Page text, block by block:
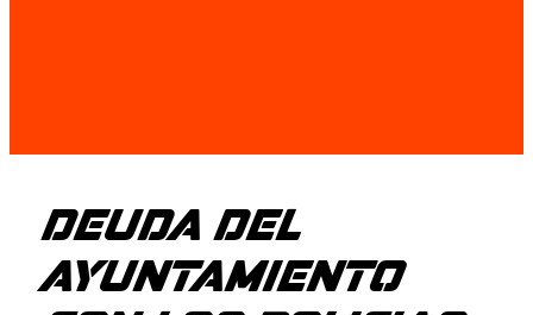
DEUDA DEL
AYUNTAMIENTO